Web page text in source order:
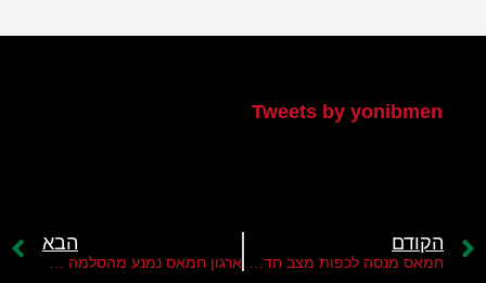
Tweets by yonibmen
הקודם הבא